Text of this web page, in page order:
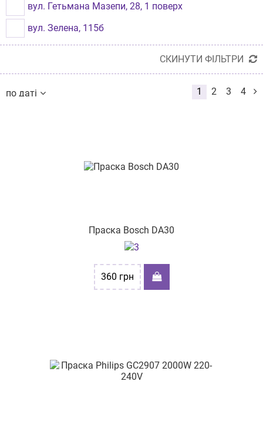
вул. Гетьмана Мазепи, 28, 1 поверх
вул. Зелена, 115б
пр-т Оболонський, буд. 40
вул. Чорновола 19
вул. Келецька,84
вул. Олександра Архипенка, 4
пр-т Тракторобудівників, 108
вул. Степана Бандери, буд. 60
пр-т Героїв України, буд. 55
СКИНУТИ ФІЛЬТРИ
по даті
1 2 3 4
Праска Bosch DA30
360 грн